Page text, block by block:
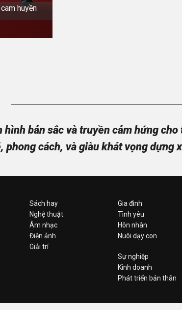
huyền
bản sắc và truyền cảm hứng
phong cách, và giàu khát vọng dựng
Sách hay
Nghệ thuật
Âm nhạc
Điện ảnh
Giải trí
Gia đình
Tình yêu
Hôn nhân
Nuôi dạy con
Sự nghiệp
Kinh doanh
Phát triển bản thân